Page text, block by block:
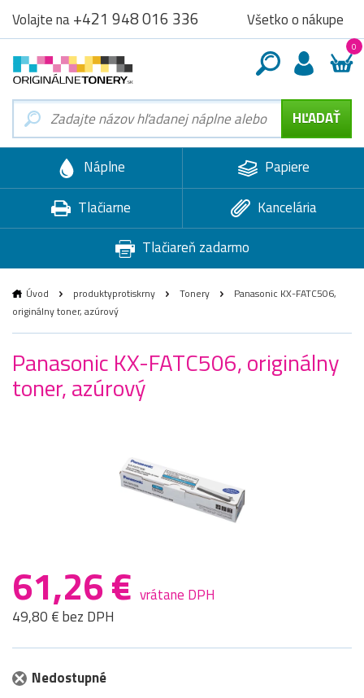
Volajte na+421 948 016 336 Všetko o nákupe
0
Náplne
Papiere
Tlačiarne
Kancelária
Tlačiareň zadarmo
Úvod produktyprotiskrny Tonery
Panasonic KX-FATC506,
originálny toner, azúrový
Panasonic KX-FATC506, originálny
toner, azúrový
61,26 € vrátane DPH
49,80 € bez DPH
Nedostupné